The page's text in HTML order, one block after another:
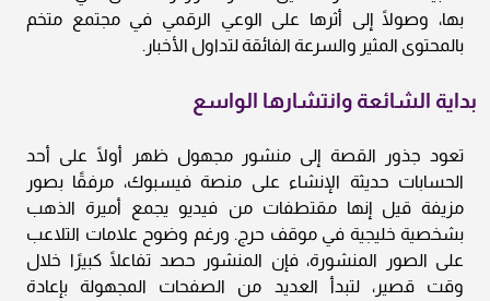
بها، وصولًا إلى أثرها على الوعي الرقمي في مجتمع متخم
بالمحتوى المثير والسرعة الفائقة لتداول الأخبار.
بداية الشائعة وانتشارها الواسع
تعود جذور القصة إلى منشور مجهول ظهر أولًا على أحد
الحسابات حديثة الإنشاء على منصة فيسبوك، مرفقًا بصور
مزيفة قيل إنها مقتطفات من فيديو يجمع أميرة الذهب
بشخصية خليجية في موقف حرج. ورغم وضوح علامات التلاعب
على الصور المنشورة، فإن المنشور حصد تفاعلًا كبيرًا خلال
وقت قصير، لتبدأ العديد من الصفحات المجهولة بإعادة